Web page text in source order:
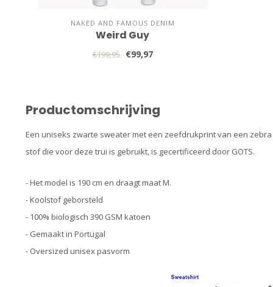
NAKED AND FAMOUS DENIM
Weird Guy
€199,95 €99,97
Productomschrijving
Een uniseks zwarte sweater met een zeefdrukprint van een
stof die voor deze trui is gebruikt, is gecertificeerd door GOTS.
- Het model is 190 cm en draagt maat M.
- Koolstof geborsteld
- 100% biologisch 390 GSM katoen
- Gemaakt in Portugal
- Oversized unisex pasvorm